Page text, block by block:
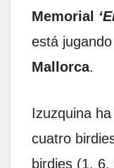
Memorial
está
Mallorca.
Izuzquina
cuatro
birdies (1,